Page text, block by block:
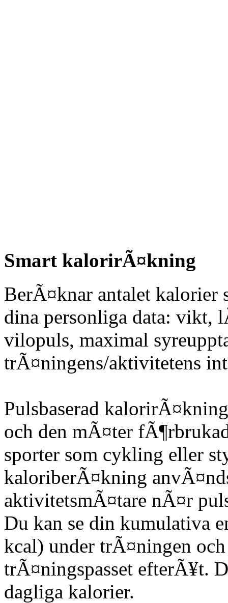
Smart kalorirÃ¤kning
BerÃ¤knar antalet kalorier
dina personliga data: vikt,
vilopuls, maximal
trÃ¤ningens/aktivitetens
Pulsbaserad
och den mÃ¤ter
sporter som cykling eller
kaloriberÃ¤kning
aktivitetsmÃ¤tare nÃ¤r
Du kan se din kumulativa
kcal) under trÃ¤ningen
trÃ¤ningspasset efterÃ¥t.
dagliga kalorier.